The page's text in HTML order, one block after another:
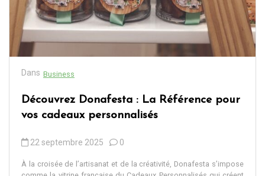
Dans Business
Découvrez Donafesta : La Référence pour
vos cadeaux personnalisés
22 septembre 2025 0
À la croisée de l’artisanat et de la créativité, Donafesta s’impose